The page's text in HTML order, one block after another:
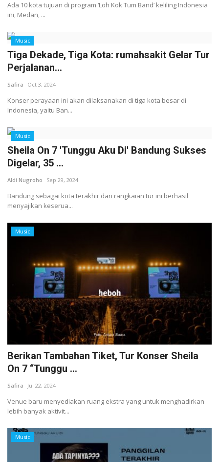
Ada 10 kota tujuan di program ‘Loh Kok Tum Band’ keliling Indonesia
ini, Medan, ...
Music
Tiga Dekade, Tiga Kota: rumahsakit Gelar Tur
Perjalanan...
Safira Oct 3, 2024
Konser perayaan ini akan dilaksanakan di tiga kota besar di
Indonesia, yaitu Ban...
Music
Sheila On 7 'Tunggu Aku Di' Bandung Sukses
Digelar, 35 ...
Aldi Nugroho Sep 29, 2024
Bandung sebagai kota terakhir dari rangkaian tur ini berhasil
menyajikan keserua...
Music
Berikan Tambahan Tiket, Tur Konser Sheila
On 7 “Tunggu ...
Safira Jul 22, 2024
Venue baru menyediakan ruang ekstra yang untuk menghadirkan
lebih banyak aktivit...
Music